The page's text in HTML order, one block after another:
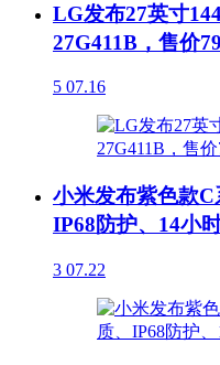
LG发布27英寸
27G411B，售价
5 07.16
小米发布紫色款C
IP68防护、14小
3 07.22